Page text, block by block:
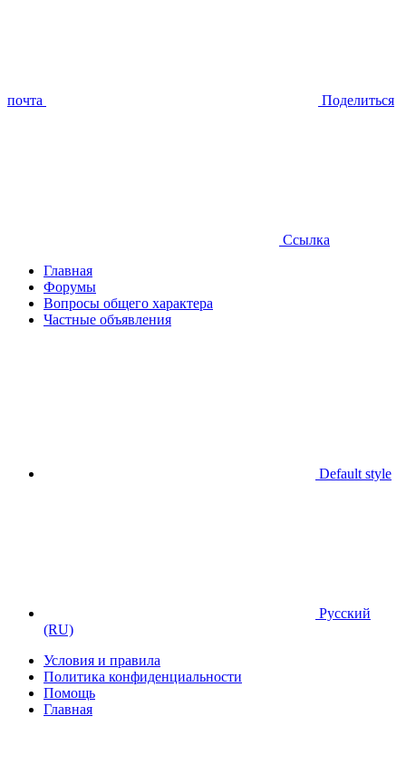
почта Поделиться
Ссылка
Главная
Форумы
Вопросы общего характера
Частные объявления
Default style
Русский
(RU)
Условия и правила
Политика конфиденциальности
Помощь
Главная